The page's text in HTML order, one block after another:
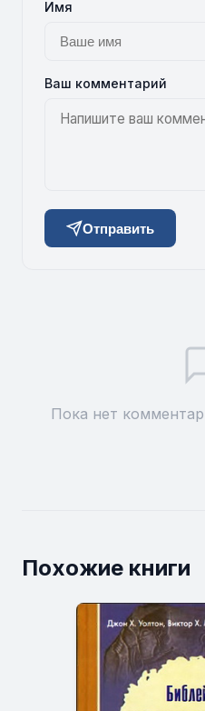
Имя
Ваш комментарий
Отправить
Пока нет
Похожие книги